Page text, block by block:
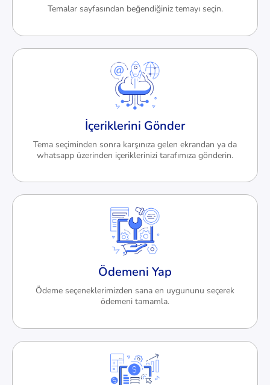
Temalar sayfasından beğendiğiniz temayı seçin.
İçeriklerini Gönder
Tema seçiminden sonra karşınıza gelen ekrandan ya da
whatsapp üzerinden içeriklerinizi tarafımıza gönderin.
Ödemeni Yap
Ödeme seçeneklerimizden sana en uygununu seçerek
ödemeni tamamla.